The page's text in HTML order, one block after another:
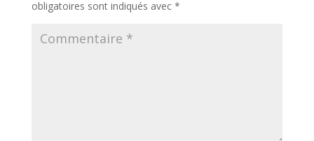
obligatoires sont indiqués avec *